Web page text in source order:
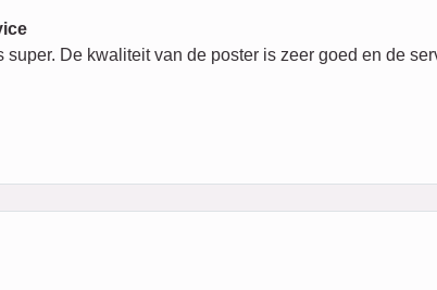
De kwaliteit van de poster is zeer goed en de